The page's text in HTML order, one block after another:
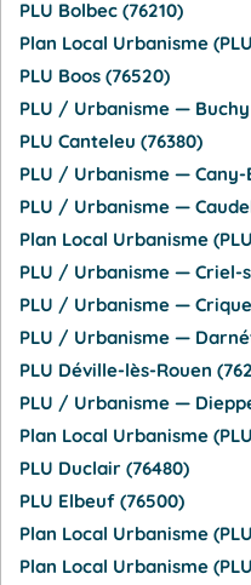
PLU Bolbec (76210)
Plan Local Urbanisme
PLU Boos (76520)
PLU / Urbanisme — Buchy
PLU Canteleu (76380)
PLU / Urbanisme —
PLU / Urbanisme —
Plan Local Urbanisme
PLU / Urbanisme — Criel-
PLU / Urbanisme —
PLU / Urbanisme —
PLU Déville-lès-Rouen
PLU / Urbanisme —
Plan Local Urbanisme
PLU Duclair (76480)
PLU Elbeuf (76500)
Plan Local Urbanisme
Plan Local Urbanisme